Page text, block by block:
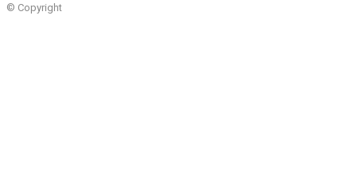
© Copyright